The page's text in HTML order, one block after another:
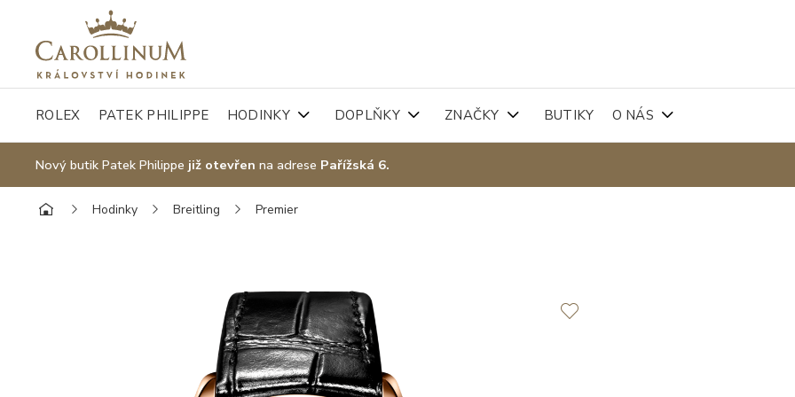
ROLEX PATEK PHILIPPE HODINKY DOPLŇKY ZNAČKY BUTIKY O NÁS
Nový butik Patek Philippe již otevřen na adrese Pařížská 6.
Hodinky Breitling Premier